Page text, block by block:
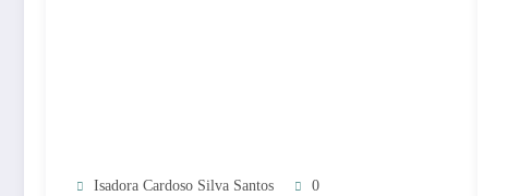
Isadora Cardoso Silva Santos 0